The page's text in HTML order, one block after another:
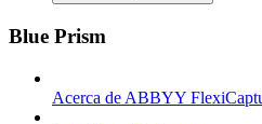
Blue Prism
Acerca de ABBYY